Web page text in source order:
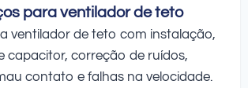
para ventilador de teto
ventilador de teto com instalação,
capacitor, correção de ruídos,
contato e falhas na velocidade.